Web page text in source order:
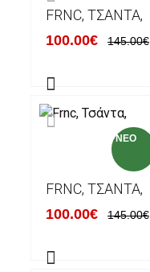
FRNC, ΤΣΆΝΤΑ,
100.00€ 145.00€
NEO
FRNC, ΤΣΆΝΤΑ,
100.00€ 145.00€